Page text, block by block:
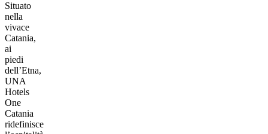
Situato
nella
vivace
Catania,
ai
piedi
dell’Etna,
UNA
Hotels
One
Catania
ridefinisce